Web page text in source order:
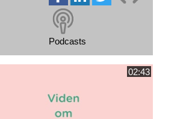
Podcasts
02:43